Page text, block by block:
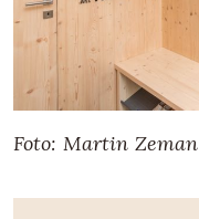
Foto: Martin Zeman